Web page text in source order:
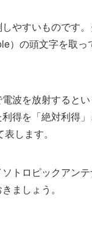
やすいものです
）の頭文字を取
波を放射すると
得を「絶対利得
します。
トロピックアン
ましょう。